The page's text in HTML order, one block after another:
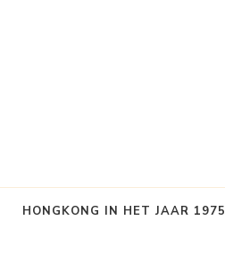
HONGKONG IN HET JAAR 1975